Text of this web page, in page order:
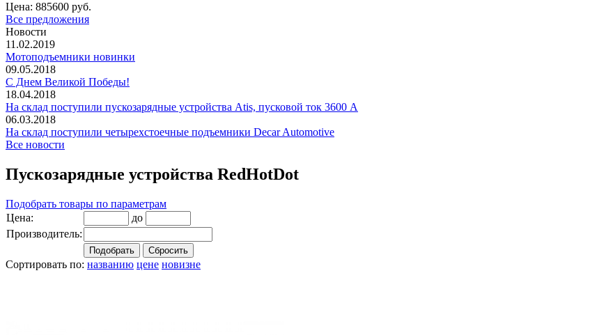
Цена: 885600 руб.
Все предложения
Новости
11.02.2019
Мотоподъемники новинки
09.05.2018
С Днем Великой Победы!
18.04.2018
На склад поступили пускозарядные устройства Atis, пусковой ток 3600 А
06.03.2018
На склад поступили четырехстоечные подъемники Decar Automotive
Все новости
Пускозарядные устройства RedHotDot
Подобрать товары по параметрам
Цена:
до
Производитель:
Сортировать по: названию цене новизне